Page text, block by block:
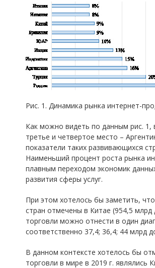
Рис. 1. Динамика рынка интернет-
Как можно видеть по данным рис. 1,
третье и четвертое место –
показатели таких развивающихся
Наименьший процент роста рынка
плавным переходом экономик
развития сферы услуг.
При этом хотелось бы заметить,
стран отмечены в Китае (954,5
торговли можно отнести в один
соответственно 37,4; 36,4; 44 млрд
В данном контексте хотелось бы
торговли в мире в 2019 г.